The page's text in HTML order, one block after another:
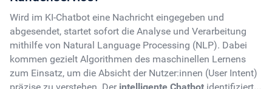
heute von dieser neuen Technologie. Einem KI-Chatbot sind
keine Grenzen gesetzt – durchbrechen auch Sie die
Grenzen in Ihrem eigenen Unternehmen und starten Sie mit
OMQ durch.
Auch wenn Ihre Branche nicht genannt wurde, finden wir
Wird im KI-Chatbot eine Nachricht eingegeben und
abgesendet, startet sofort die Analyse und Verarbeitung
mithilfe von Natural Language Processing (NLP). Dabei
kommen gezielt Algorithmen des maschinellen Lernens
zum Einsatz, um die Absicht der Nutzer:innen (User Intent)